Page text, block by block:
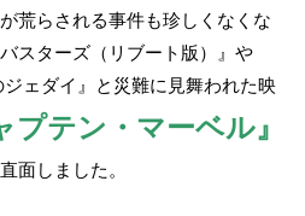
荒らされる事件も珍しくなくな
スターズ（リブート版）』や
ジェダイ』と災難に見舞われた映
プテン・マーベル』
面しました。